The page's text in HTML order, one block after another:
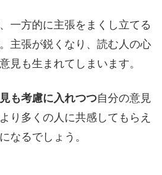
一方的に主張をまくし立てる
主張が鋭くなり、読む人の心
見も生まれてしまいます。
も考慮に入れつつ自分の意見
り多くの人に共感してもらえ
なるでしょう。